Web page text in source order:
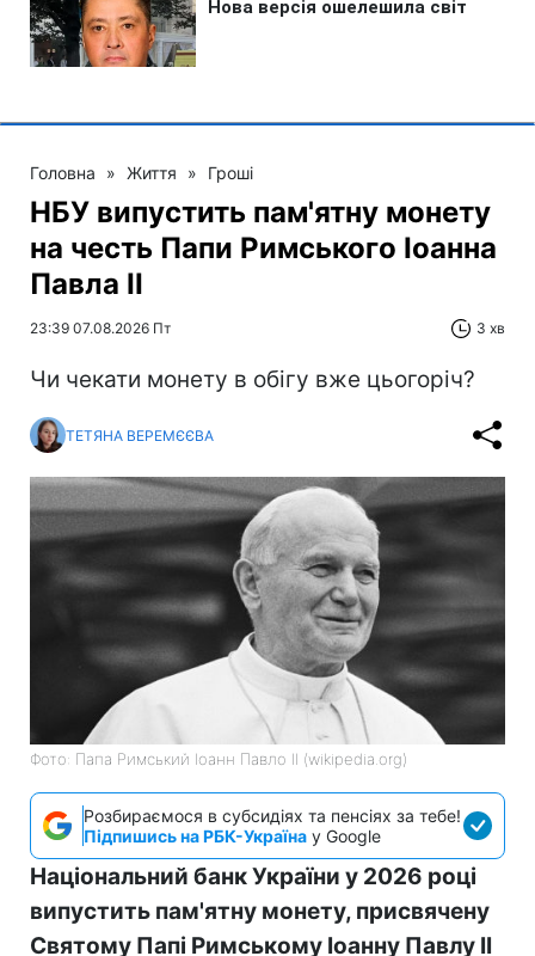
Головна » Життя » Гроші
НБУ випустить пам'ятну монету
на честь Папи Римського Іоанна
Павла II
23:39 07.08.2026 Пт 3 хв
Чи чекати монету в обігу вже цьогоріч?
ТЕТЯНА ВЕРЕМЄЄВА
Фото: Папа Римський Іоанн Павло II (wikipedia.org)
Розбираємося в субсидіях та пенсіях за тебе!
Підпишись на РБК-Україна у Google
Національний банк України у 2026 році
випустить пам'ятну монету, присвячену
Святому Папі Римському Іоанну Павлу II